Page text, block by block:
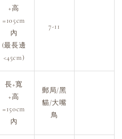
+高
=105cm
內
(最長邊
<45cm)
7-11
長+寬
+高
=150cm
內
郵局/黑
貓/大嘴
鳥